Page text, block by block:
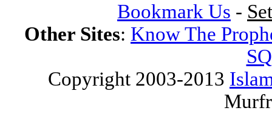
Bookmark Us -
Other Sites: Know The
Copyright 2003-2013